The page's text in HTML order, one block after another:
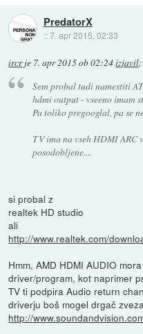
PredatorX
::7. apr 2015, 02:33
ircrje 7. apr 2015 ob 02:24izjavil:
Sem probal tudi namestiti
hdmi output - vseeno imam
Pa toliko pregooglal, pa se
TV ima na vseh HDMI ARC
posodobljene....
si probal z
realtek HD studio
ali
http://www.realtek.com/
Hmm, AMD HDMI AUDIO
driver/program, kot naprimer
TV ti podpira Audio return
driverju boš mogel drgač
http://